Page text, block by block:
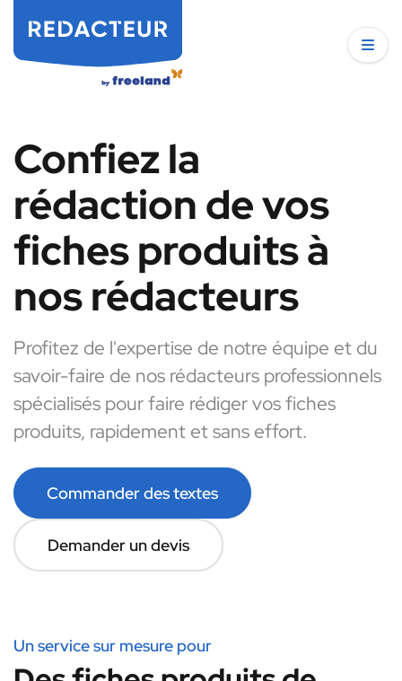
Confiez la
rédaction de vos
fiches produits à
nos rédacteurs
Profitez de l'expertise de notre équipe et du
savoir-faire de nos rédacteurs professionnels
spécialisés pour faire rédiger vos fiches
produits, rapidement et sans effort.
Commander des textes
Demander un devis
Un service sur mesure pour